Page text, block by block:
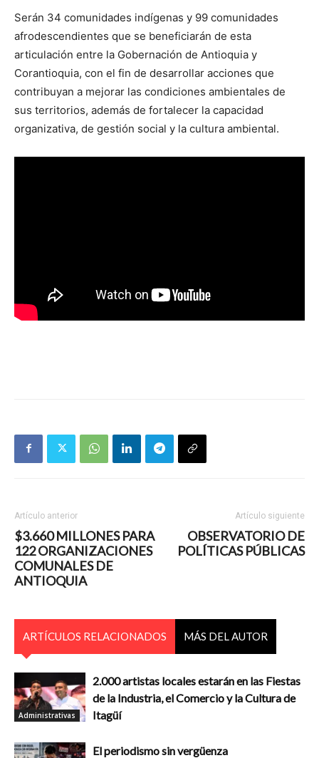
Serán 34 comunidades indígenas y 99 comunidades
afrodescendientes que se beneficiarán de esta
articulación entre la Gobernación de Antioquia y
Corantioquia, con el fin de desarrollar acciones que
contribuyan a mejorar las condiciones ambientales de
sus territorios, además de fortalecer la capacidad
organizativa, de gestión social y la cultura ambiental.
Artículo anterior
$3.660 MILLONES PARA
122 ORGANIZACIONES
COMUNALES DE
ANTIOQUIA
Artículo siguiente
OBSERVATORIO DE
POLÍTICAS PÚBLICAS
ARTÍCULOS RELACIONADOS MÁS DEL AUTOR
Administrativas
2.000 artistas locales estarán en las Fiestas
de la Industria, el Comercio y la Cultura de
Itagüí
El periodismo sin vergüenza